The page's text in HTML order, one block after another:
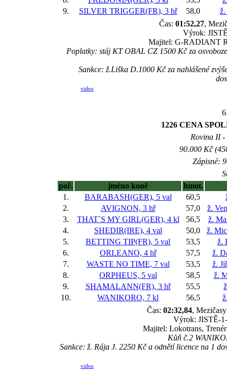
9.
SILVER TRIGGER(FR), 3 hř 58,0
Čas: 01:52,27,
Výrok:
Majitel: G-RADIANT
Poplatky: stáj KT OBAL CZ 1500 Kč za
Sankce: ž.Liška D.1000 Kč za nahlášené
video
1226 CENA
Rovina II -
90.000 Kč
Zápisné:
poř.
jméno koně
hmot.
1.
BARABASH(GER), 5 val 60,5
2.
AVIGNON, 3 hř 57,0
ž.
3.
THAT`S MY GIRL(GER), 4 kl 56,5
ž.
4.
SHEDIR(IRE), 4 val 50,0
ž.
5.
BETTING TIP(FR), 5 val 53,5
ž.
6.
ORLEANO, 4 hř 57,5
ž.
7.
WASTE NO TIME, 7 val 53,5
ž.
8.
ORPHEUS, 5 val 58,5
ž.
9.
SHAMALANN(FR), 3 hř 55,5
10.
WANIKORO, 7 kl 56,5
Čas: 02:32,84,
Výrok: JISTĚ-
Majitel: Lokotrans,
Kůň č.2
Sankce: ž. Rája J. 2250 Kč a odnětí licence na 1
video